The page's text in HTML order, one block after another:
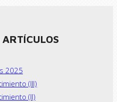
ARTÍCULOS
2025
(III)
(II)